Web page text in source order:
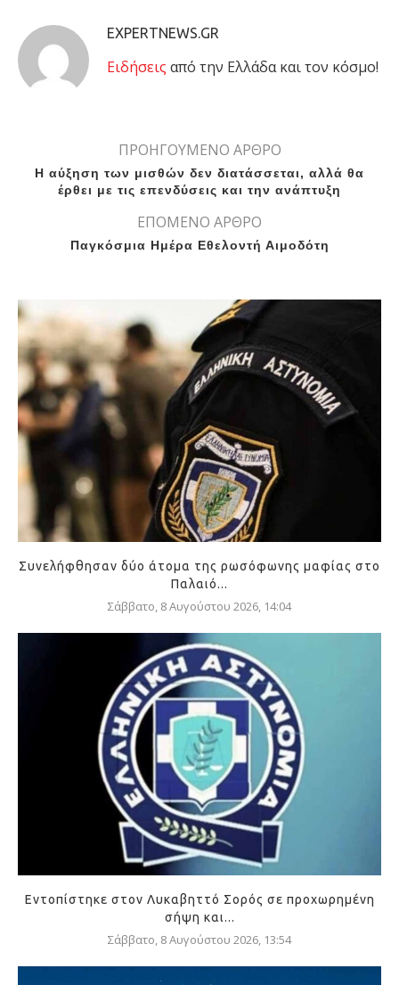
EXPERTNEWS.GR
Eιδήσεις από την Ελλάδα και τον κόσμο!
ΠΡΟΗΓΟΥΜΕΝΟ ΑΡΘΡΟ
Η αύξηση των μισθών δεν διατάσσεται, αλλά θα
έρθει με τις επενδύσεις και την ανάπτυξη
ΕΠΟΜΕΝΟ ΑΡΘΡΟ
Παγκόσμια Ημέρα Εθελοντή Αιμοδότη
Συνελήφθησαν δύο άτομα της ρωσόφωνης μαφίας στο
Παλαιό...
Σάββατο, 8 Αυγούστου 2026, 14:04
Εντοπίστηκε στον Λυκαβηττό Σορός σε προχωρημένη
σήψη και...
Σάββατο, 8 Αυγούστου 2026, 13:54